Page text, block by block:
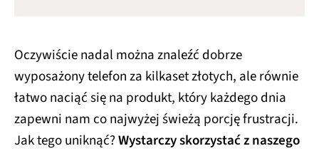
Oczywiście nadal można znaleźć dobrze
wyposażony telefon za kilkaset złotych, ale równie
łatwo naciąć się na produkt, który każdego dnia
zapewni nam co najwyżej świeżą porcję frustracji.
Jak tego uniknąć?Wystarczy skorzystać z naszego